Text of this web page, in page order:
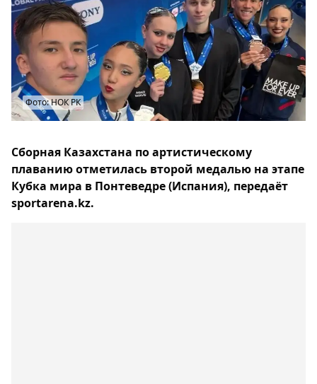
Фото: НОК РК
Сборная Казахстана по артистическому
плаванию отметилась второй медалью на этапе
Кубка мира в Понтеведре (Испания), передаёт
sportarena.kz.